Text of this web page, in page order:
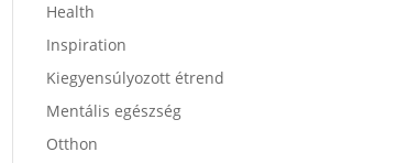
Health
Inspiration
Kiegyensúlyozott étrend
Mentális egészség
Otthon